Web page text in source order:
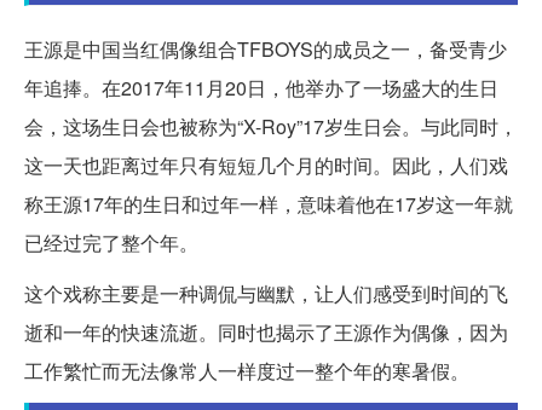
王源是中国当红偶像组合TFBOYS的成员之一，备受青少
年追捧。在2017年11月20日，他举办了一场盛大的生日
会，这场生日会也被称为“X-Roy”17岁生日会。与此同时，
这一天也距离过年只有短短几个月的时间。因此，人们戏
称王源17年的生日和过年一样，意味着他在17岁这一年就
已经过完了整个年。
这个戏称主要是一种调侃与幽默，让人们感受到时间的飞
逝和一年的快速流逝。同时也揭示了王源作为偶像，因为
工作繁忙而无法像常人一样度过一整个年的寒暑假。